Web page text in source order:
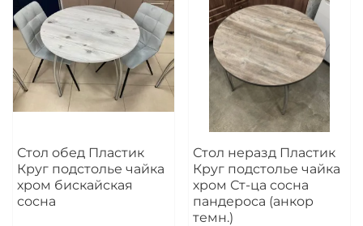
Стол обед Пластик
Круг подстолье чайка
хром бискайская
сосна
Стол неразд Пластик
Круг подстолье чайка
хром Ст-ца сосна
пандероса (анкор
темн.)
раз в 2 недели